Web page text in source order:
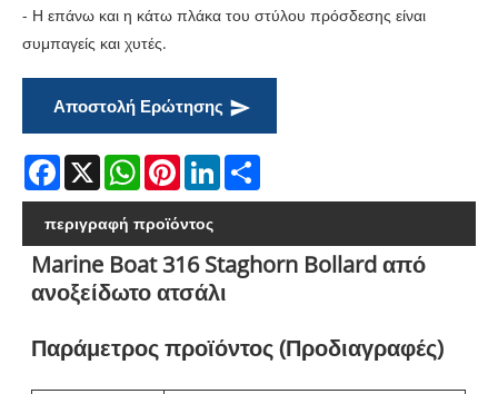
- Η επάνω και η κάτω πλάκα του στύλου πρόσδεσης είναι
συμπαγείς και χυτές.
Αποστολή Ερώτησης
Facebook
X WhatsAppPinterestLinkedIn
περιγραφή προϊόντος
Marine Boat 316 Staghorn Bollard από
ανοξείδωτο ατσάλι
Παράμετρος προϊόντος (Προδιαγραφές)